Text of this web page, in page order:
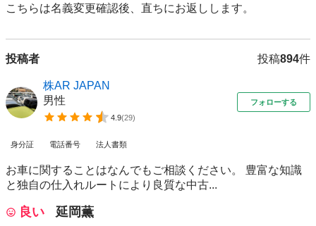
こちらは名義変更確認後、直ちにお返しします。
投稿者 投稿894件
株AR JAPAN
男性
4.9(29)
フォローする
身分証 電話番号 法人書類
お車に関することはなんでもご相談ください。 豊富な知識
と独自の仕入れルートにより良質な中古...
良い 延岡薫